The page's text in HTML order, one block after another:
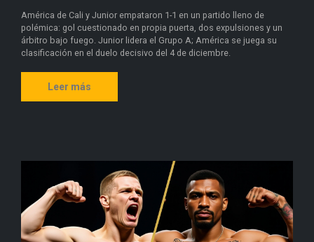
América de Cali y Junior empataron 1-1 en un partido lleno de
polémica: gol cuestionado en propia puerta, dos expulsiones y un
árbitro bajo fuego. Junior lidera el Grupo A; América se juega su
clasificación en el duelo decisivo del 4 de diciembre.
Leer más